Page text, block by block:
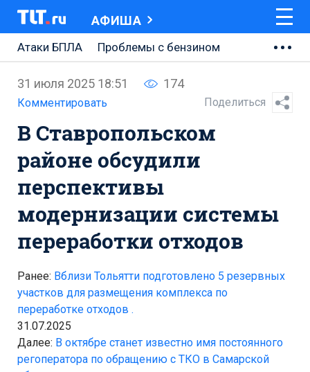
АФИША
Атаки БПЛА
Проблемы с бензином
Ремонт Центральной площади
Ремонт Обводного шоссе
Набережная Тольятти
Неделя Тольятти
31 июля 2025 18:51 174
Комментировать Поделиться
В Ставропольском
районе обсудили
перспективы
модернизации системы
переработки отходов
Ранее: Вблизи Тольятти подготовлено 5 резервных
участков для размещения комплекса по
переработке отходов .
31.07.2025
Далее: В октябре станет известно имя постоянного
регоператора по обращению с ТКО в Самарской